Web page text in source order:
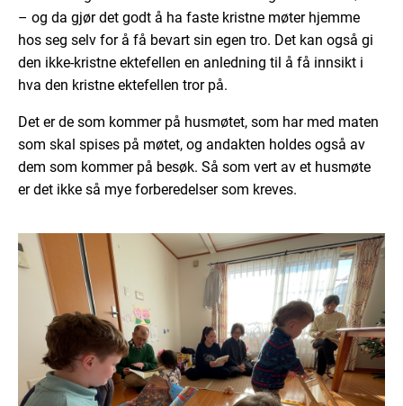
– og da gjør det godt å ha faste kristne møter hjemme
hos seg selv for å få bevart sin egen tro. Det kan også gi
den ikke-kristne ektefellen en anledning til å få innsikt i
hva den kristne ektefellen tror på.
Det er de som kommer på husmøtet, som har med maten
som skal spises på møtet, og andakten holdes også av
dem som kommer på besøk. Så som vert av et husmøte
er det ikke så mye forberedelser som kreves.